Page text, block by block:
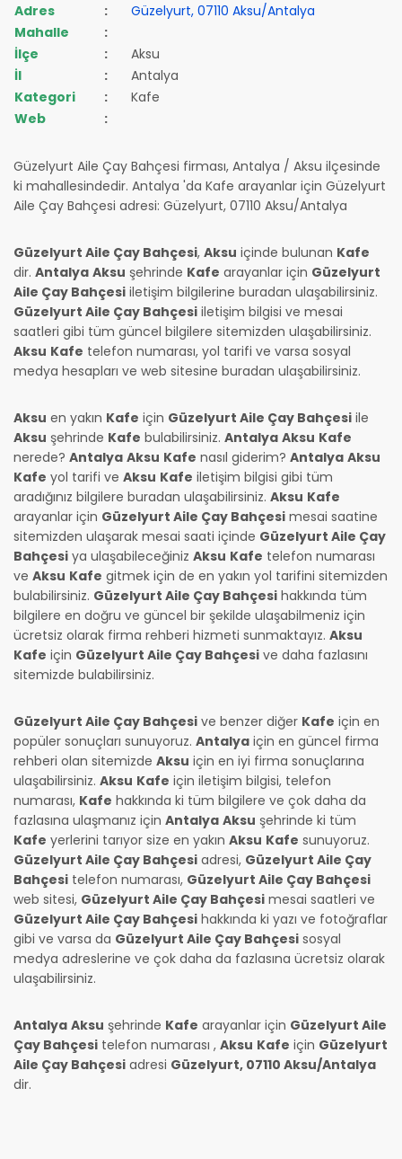
Adres
:
Güzelyurt, 07110 Aksu/Antalya
Mahalle
:
İlçe
:
Aksu
İl
:
Antalya
Kategori
:
Kafe
Web
:
Güzelyurt Aile Çay Bahçesi firması, Antalya / Aksu ilçesinde
ki mahallesindedir. Antalya 'da Kafe arayanlar için Güzelyurt
Aile Çay Bahçesi adresi: Güzelyurt, 07110 Aksu/Antalya
Güzelyurt Aile Çay Bahçesi, Aksu içinde bulunan Kafe
dir. Antalya Aksu şehrinde Kafe arayanlar için Güzelyurt
Aile Çay Bahçesi iletişim bilgilerine buradan ulaşabilirsiniz.
Güzelyurt Aile Çay Bahçesi iletişim bilgisi ve mesai
saatleri gibi tüm güncel bilgilere sitemizden ulaşabilirsiniz.
Aksu Kafe telefon numarası, yol tarifi ve varsa sosyal
medya hesapları ve web sitesine buradan ulaşabilirsiniz.
Aksu en yakın Kafe için Güzelyurt Aile Çay Bahçesi ile
Aksu şehrinde Kafe bulabilirsiniz. Antalya Aksu Kafe
nerede? Antalya Aksu Kafe nasıl giderim? Antalya Aksu
Kafe yol tarifi ve Aksu Kafe iletişim bilgisi gibi tüm
aradığınız bilgilere buradan ulaşabilirsiniz. Aksu Kafe
arayanlar için Güzelyurt Aile Çay Bahçesi mesai saatine
sitemizden ulaşarak mesai saati içinde Güzelyurt Aile Çay
Bahçesi ya ulaşabileceğiniz Aksu Kafe telefon numarası
ve Aksu Kafe gitmek için de en yakın yol tarifini sitemizden
bulabilirsiniz. Güzelyurt Aile Çay Bahçesi hakkında tüm
bilgilere en doğru ve güncel bir şekilde ulaşabilmeniz için
ücretsiz olarak firma rehberi hizmeti sunmaktayız. Aksu
Kafe için Güzelyurt Aile Çay Bahçesi ve daha fazlasını
sitemizde bulabilirsiniz.
Güzelyurt Aile Çay Bahçesi ve benzer diğer Kafe için en
popüler sonuçları sunuyoruz. Antalya için en güncel firma
rehberi olan sitemizde Aksu için en iyi firma sonuçlarına
ulaşabilirsiniz. Aksu Kafe için iletişim bilgisi, telefon
numarası, Kafe hakkında ki tüm bilgilere ve çok daha da
fazlasına ulaşmanız için Antalya Aksu şehrinde ki tüm
Kafe yerlerini tarıyor size en yakın Aksu Kafe sunuyoruz.
Güzelyurt Aile Çay Bahçesi adresi, Güzelyurt Aile Çay
Bahçesi telefon numarası, Güzelyurt Aile Çay Bahçesi
web sitesi, Güzelyurt Aile Çay Bahçesi mesai saatleri ve
Güzelyurt Aile Çay Bahçesi hakkında ki yazı ve fotoğraflar
gibi ve varsa da Güzelyurt Aile Çay Bahçesi sosyal
medya adreslerine ve çok daha da fazlasına ücretsiz olarak
ulaşabilirsiniz.
Antalya Aksu şehrinde Kafe arayanlar için Güzelyurt Aile
Çay Bahçesi telefon numarası , Aksu Kafe için Güzelyurt
Aile Çay Bahçesi adresi Güzelyurt, 07110 Aksu/Antalya
dir.